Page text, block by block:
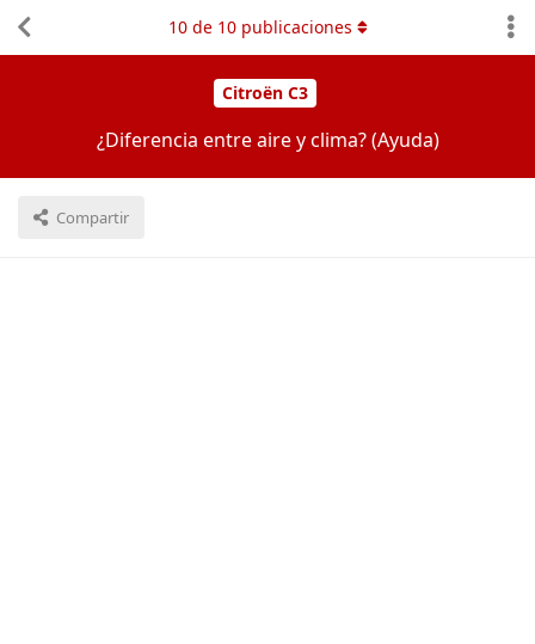
Citroën C3
¿Diferencia entre aire y clima? (Ayuda)
Compartir
10de 10publicaciones